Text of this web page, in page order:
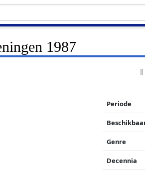
1987
Periode
Genre
Decennia